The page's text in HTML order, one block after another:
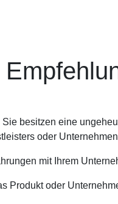
besitzen eine
oder
mit Ihrem
Produkt oder